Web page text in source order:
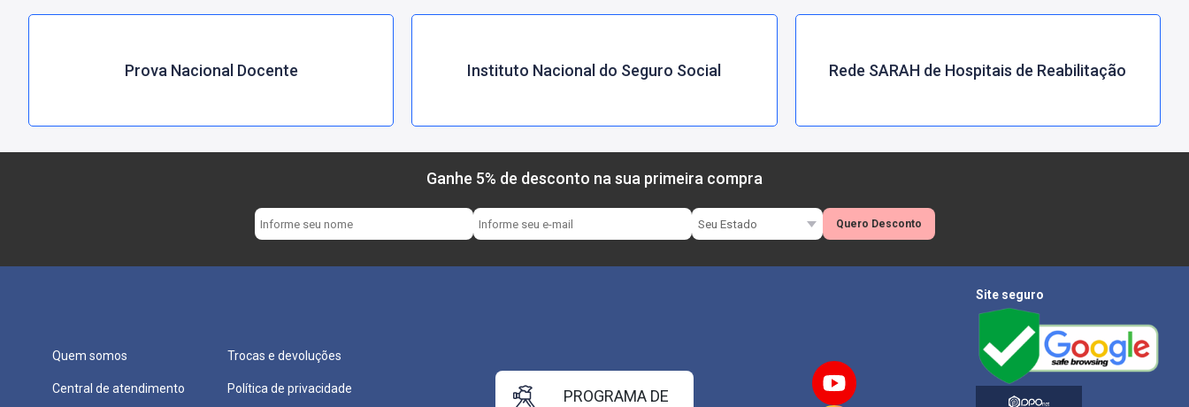
Prova Nacional Docente Instituto Nacional do Seguro Social Rede SARAH de Hospitais de Reabilitação
Ganhe 5% de desconto na sua primeira compra
Quero Desconto
Quem somos Trocas e devoluções
Central de atendimento Política de privacidade
PROGRAMA DE
Site seguro